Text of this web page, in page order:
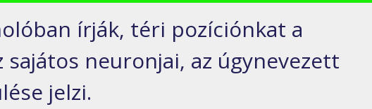
írják, téri pozíciónkat a
neuronjai, az úgynevezett
jelzi.